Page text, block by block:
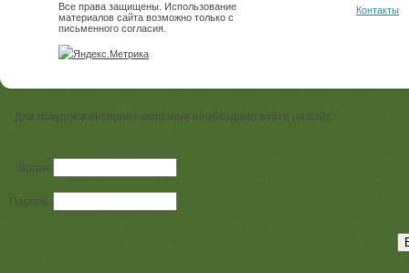
Все права защищены. Использование
материалов сайта возможно только с
письменного согласия.
Контакты
Для покупок в интернет-магазине необходимо войти на сайт.
Логин:
Пароль: